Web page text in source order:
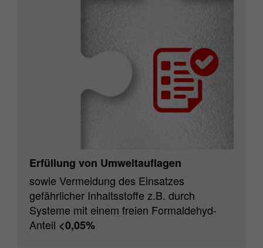
Erfüllung von Umweltauflagen
sowie Vermeidung des Einsatzes
gefährlicher Inhaltsstoffe z.B. durch
Systeme mit einem freien Formaldehyd-
Anteil <0,05%